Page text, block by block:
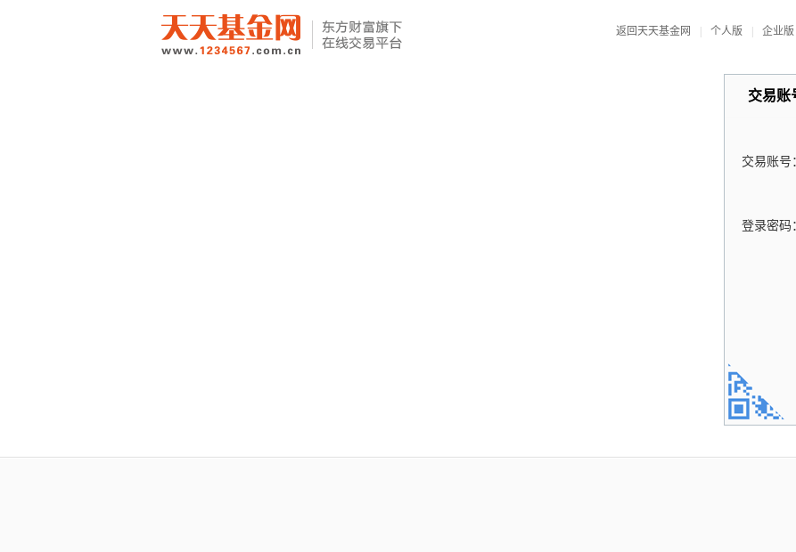
返回天天基金网 个人版 企业版
交易账
交易账号
登录密码